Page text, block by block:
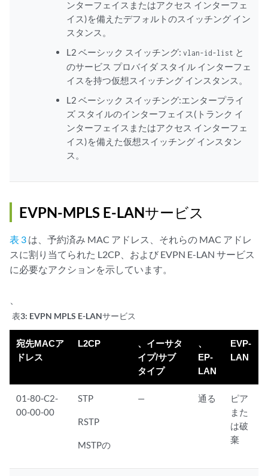
ンターフェイスまたはアクセス インターフェ
イス)を備えたデフォルトのスイッチング イン
スタンス。
L2 ベーシック スイッチング: vlan-id-list と
のサービス プロバイダ スタイル インターフェ
イスを持つ仮想スイッチング インスタンス。
L2 ベーシック スイッチング:エンタープライ
ズ スタイルのインターフェイス(トランク イ
ンターフェイスまたはアクセス インターフェ
イス)を備えた仮想スイッチング インスタン
ス。
EVPN-MPLS E-LANサービス
表 3 は、予約済み MAC アドレス、それらの MAC アドレ
スに割り当てられた L2CP、および EVPN E-LAN サービス
に必要なアクションを示しています。
表3: EVPN MPLS E-LANサービス
宛先MACア
ドレス
L2CP
、イーサタ
イプ/サブ
タイプ
、
EP-
LAN
EVP-
LAN
01-80-C2-
00-00-00
STP
RSTP
MSTPの
— 通る
ピア
また
は破
棄